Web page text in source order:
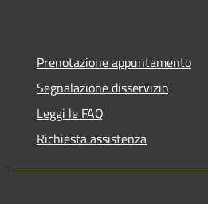
Prenotazione appuntamento
Segnalazione disservizio
Leggi le FAQ
Richiesta assistenza